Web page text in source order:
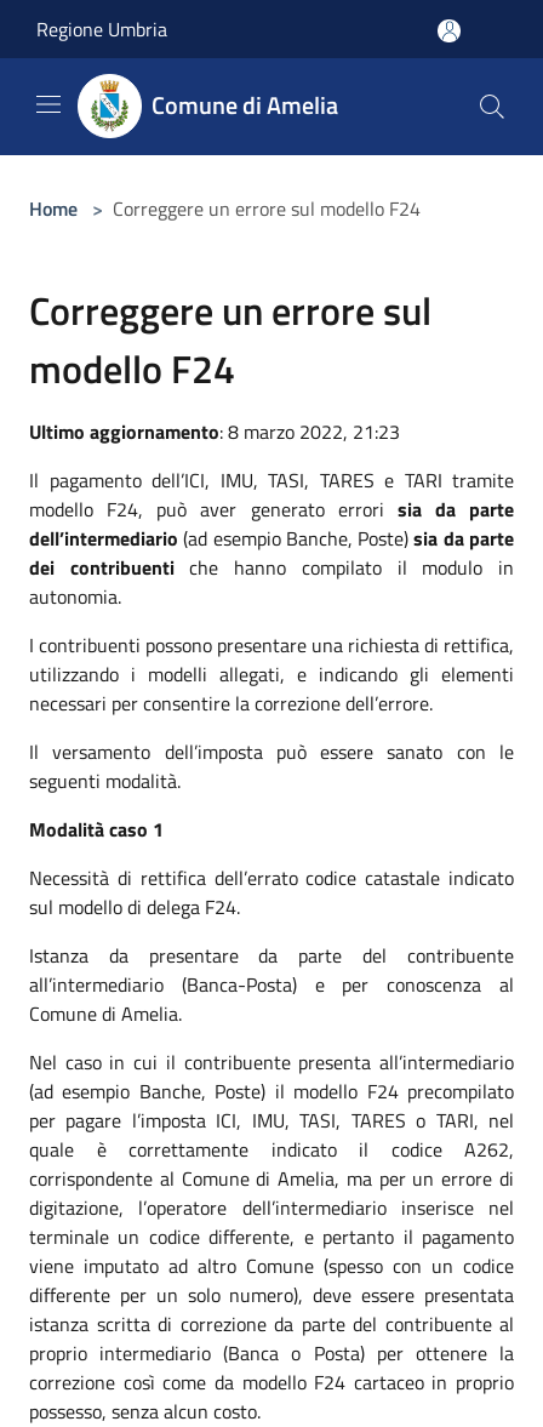
Regione Umbria
Comune di Amelia
Home > Correggere un errore sul modello F24
Correggere un errore sul
modello F24
Ultimo aggiornamento: 8 marzo 2022, 21:23
Il pagamento dell’ICI, IMU, TASI, TARES e TARI tramite
modello F24, può aver generato errori sia da parte
dell’intermediario (ad esempio Banche, Poste)sia da parte
dei contribuentiche hanno compilato il modulo in
autonomia.
I contribuenti possono presentare una richiesta di rettifica,
utilizzando i modelli allegati, e indicando gli elementi
necessari per consentire la correzione dell’errore.
Il versamento dell’imposta può essere sanato con le
seguenti modalità.
Modalità caso 1
Necessità di rettifica dell’errato codice catastale indicato
sul modello di delega F24.
Istanza da presentare da parte del contribuente
all’intermediario (Banca-Posta) e per conoscenza al
Comune di Amelia.
Nel caso in cui il contribuente presenta all’intermediario
(ad esempio Banche, Poste) il modello F24 precompilato
per pagare l’imposta ICI, IMU, TASI, TARES o TARI, nel
quale è correttamente indicato il codice A262,
corrispondente al Comune di Amelia, ma per un errore di
digitazione, l’operatore dell’intermediario inserisce nel
terminale un codice differente, e pertanto il pagamento
viene imputato ad altro Comune (spesso con un codice
differente per un solo numero), deve essere presentata
istanza scritta di correzione da parte del contribuente al
proprio intermediario (Banca o Posta) per ottenere la
correzione così come da modello F24 cartaceo in proprio
possesso, senza alcun costo.